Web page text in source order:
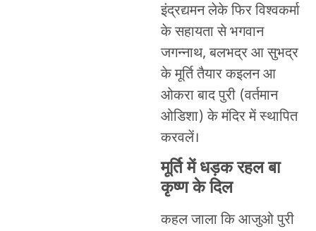
इंद्रद्यमन लेके फिर विश्वकर्मा
के सहायता से भगवान
जगन्नाथ, बलभद्र आ सुभद्र
के मूर्ति तैयार कइलन आ
ओकरा बाद पुरी (वर्तमान
ओडिशा) के मंदिर में स्थापित
करवलें।
मूर्ति में धड़क रहल बा
कृष्ण के दिल
कहल जाला कि आजुओ पुरी